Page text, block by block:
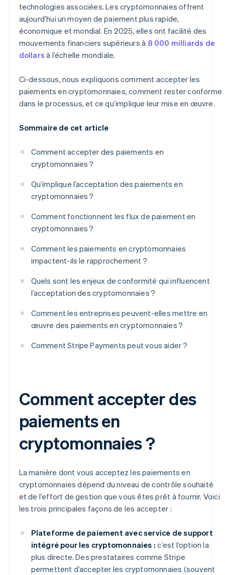
technologies associées. Les cryptomonnaies offrent
aujourd’hui un moyen de paiement plus rapide,
économique et mondial. En 2025, elles ont facilité des
mouvements financiers supérieurs à 8 000 milliards de
dollars à l’échelle mondiale.
Ci-dessous, nous expliquons comment accepter les
paiements en cryptomonnaies, comment rester conforme
dans le processus, et ce qu’implique leur mise en œuvre.
Sommaire de cet article
Comment accepter des paiements en
cryptomonnaies ?
Qu’implique l’acceptation des paiements en
cryptomonnaies ?
Comment fonctionnent les flux de paiement en
cryptomonnaies ?
Comment les paiements en cryptomonnaies
impactent-ils le rapprochement ?
Quels sont les enjeux de conformité qui influencent
l’acceptation des cryptomonnaies ?
Comment les entreprises peuvent-elles mettre en
œuvre des paiements en cryptomonnaies ?
Comment Stripe Payments peut vous aider ?
Comment accepter des
paiements en
cryptomonnaies ?
La manière dont vous acceptez les paiements en
cryptomonnaies dépend du niveau de contrôle souhaité
et de l’effort de gestion que vous êtes prêt à fournir. Voici
les trois principales façons de les accepter :
Plateforme de paiement avec service de support
intégré pour les cryptomonnaies : c’est l’option la
plus directe. Des prestataires comme Stripe
permettent d’accepter les cryptomonnaies (souvent